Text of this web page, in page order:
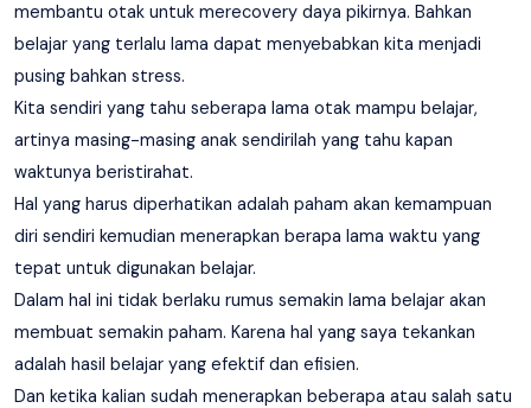
membantu otak untuk merecovery daya pikirnya. Bahkan
belajar yang terlalu lama dapat menyebabkan kita menjadi
pusing bahkan stress.
Kita sendiri yang tahu seberapa lama otak mampu belajar,
artinya masing-masing anak sendirilah yang tahu kapan
waktunya beristirahat.
Hal yang harus diperhatikan adalah paham akan kemampuan
diri sendiri kemudian menerapkan berapa lama waktu yang
tepat untuk digunakan belajar.
Dalam hal ini tidak berlaku rumus semakin lama belajar akan
membuat semakin paham. Karena hal yang saya tekankan
adalah hasil belajar yang efektif dan efisien.
Dan ketika kalian sudah menerapkan beberapa atau salah satu